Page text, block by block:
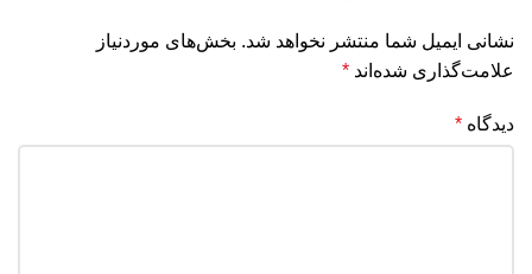
نشانی ایمیل شما منتشر نخواهد شد. بخش‌های موردنیاز
علامت‌گذاری شده‌اند *
دیدگاه *